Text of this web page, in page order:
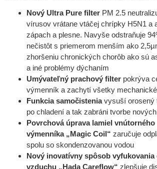
Nový Ultra Pure filter PM 2.5
vírusov vrátane vtáčej chrípky H5N1 a
zápach a plesne. Navyše odstraňuje
nečistôt s priemerom menším ako
zhoršeniu chronických chorôb ako sú
a iné problémy dýchaním
Umývateľný prachový filter pokrýva
výmenník a zachytí všetky
Funkcia samočisteniavysuší orosený
po chladení a tak zabráni tvorbe
Povrchová úprava lamiel vnútorného
výmenníka „Magic Coil“ zaručuje
spolu so skondenzovanou vodou
Nový inovatívny spôsob vyfukovania
vzduchu „Hada Careflow“ zlepšuje